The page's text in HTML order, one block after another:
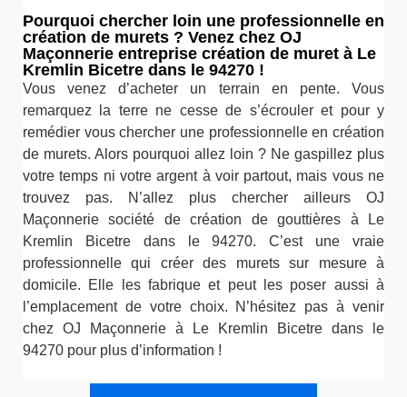
Pourquoi chercher loin une professionnelle en
création de murets ? Venez chez OJ
Maçonnerie entreprise création de muret à Le
Kremlin Bicetre dans le 94270 !
Vous venez d’acheter un terrain en pente. Vous
remarquez la terre ne cesse de s’écrouler et pour y
remédier vous chercher une professionnelle en création
de murets. Alors pourquoi allez loin ? Ne gaspillez plus
votre temps ni votre argent à voir partout, mais vous ne
trouvez pas. N’allez plus chercher ailleurs OJ
Maçonnerie société de création de gouttières à Le
Kremlin Bicetre dans le 94270. C’est une vraie
professionnelle qui créer des murets sur mesure à
domicile. Elle les fabrique et peut les poser aussi à
l’emplacement de votre choix. N’hésitez pas à venir
chez OJ Maçonnerie à Le Kremlin Bicetre dans le
94270 pour plus d’information !